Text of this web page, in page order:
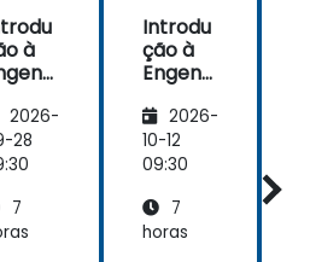
à
2026-
28
7
Introdu
ção à
Engenh
Linhas
de
Produto
pure::va
riants
2026-
10-12
09:30
7
horas